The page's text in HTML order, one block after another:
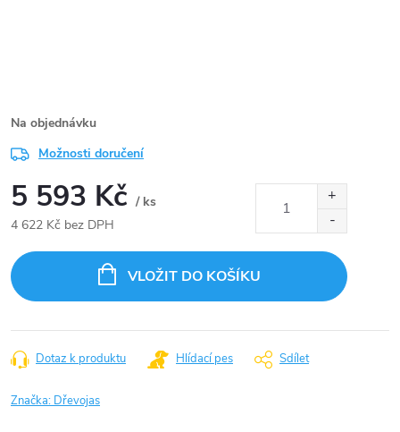
Na objednávku
Možnosti doručení
5 593 Kč / ks
4 622 Kč bez DPH
cena:
VLOŽIT DO KOŠÍKU
Dotaz k produktu Hlídací pes Sdílet
Značka: Dřevojas